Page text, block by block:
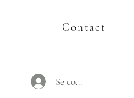
Se connecter
Contact